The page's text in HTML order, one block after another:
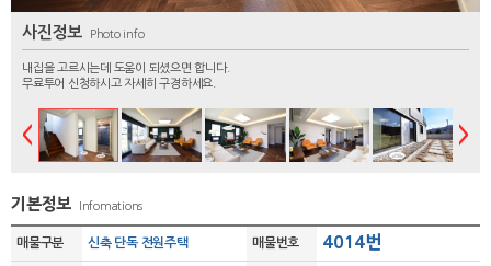
사진정보 Photo info
내집을 고르시는데 도움이 되셨으면 합니다.
무료투어 신청하시고 자세히 구경하세요.
기본정보 Infomations
매물구분 신축 단독 전원주택 매물번호 4014번